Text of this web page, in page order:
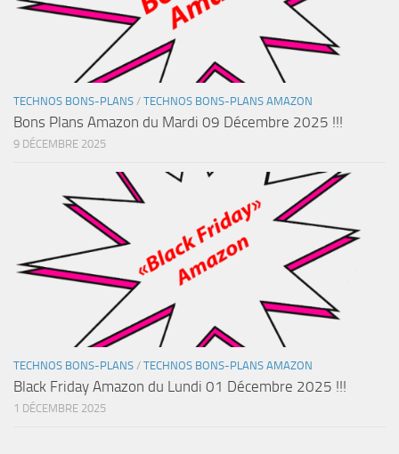
TECHNOS BONS-PLANS / TECHNOS BONS-PLANS AMAZON
Bons Plans Amazon du Mardi 09 Décembre 2025 !!!
9 DÉCEMBRE 2025
TECHNOS BONS-PLANS / TECHNOS BONS-PLANS AMAZON
Black Friday Amazon du Lundi 01 Décembre 2025 !!!
1 DÉCEMBRE 2025